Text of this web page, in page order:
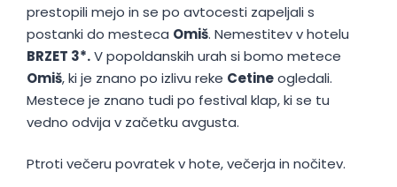
prestopili mejo in se po avtocesti zapeljali s
postanki do mesteca Omiš. Nemestitev v hotelu
BRZET 3*.V popoldanskih urah si bomo metece
Omiš, ki je znano po izlivu reke Cetineogledali.
Mestece je znano tudi po festival klap, ki se tu
vedno odvija v začetku avgusta.
Ptroti večeru povratek v hote, večerja in nočitev.